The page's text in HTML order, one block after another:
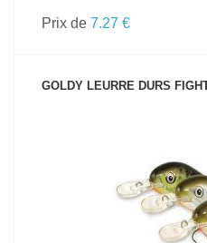
Prix de 7.27 €
GOLDY LEURRE DURS
VOIR LE